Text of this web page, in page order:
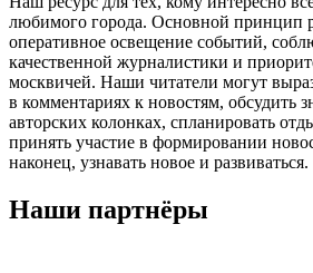
любимого города. Основной принцип
оперативное освещение событий,
качественной журналистики и
москвичей. Наши читатели могут
в комментариях к новостям, обсудить
авторских колонках, спланировать
принять участие в формировании
наконец, узнавать новое и развиваться.
Наши партнёры